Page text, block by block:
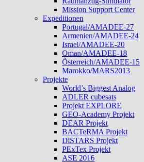
Mission Support Center
Expeditionen
Portugal/AMADEE-27
Armenien/AMADEE-24
Israel/AMADEE-20
Oman/AMADEE-18
Österreich/AMADEE-15
Marokko/MARS2013
Projekte
World’s Biggest Analog
ADLER cubesats
Projekt EXPLORE
GEO-Academy Projekt
DEAR Projekt
BACTeRMA Projekt
DiSTARS Projekt
PExTex Projekt
ASE 2016